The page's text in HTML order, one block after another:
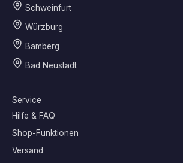
Schweinfurt
Würzburg
Bamberg
Bad Neustadt
Service
Hilfe & FAQ
Shop-Funktionen
Versand